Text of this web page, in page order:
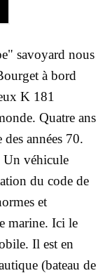
savoyard nous
à bord
K 181
Quatre ans
années 70.
Un véhicule
du code de
et
marine. Ici le
Il est en
(bateau de